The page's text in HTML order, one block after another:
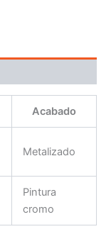
Acabado
Metalizado
Pintura
cromo